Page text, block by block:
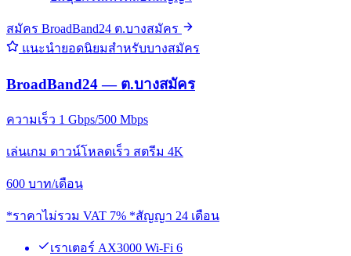
สมัคร BroadBand24 ต.บางสมัคร
แนะนำยอดนิยมสำหรับบางสมัคร
BroadBand24 — ต.บางสมัคร
ความเร็ว 1 Gbps/500 Mbps
เล่นเกม ดาวน์โหลดเร็ว สตรีม 4K
600 บาท/เดือน
*ราคาไม่รวม VAT 7% *สัญญา 24 เดือน
เราเตอร์ AX3000 Wi-Fi 6